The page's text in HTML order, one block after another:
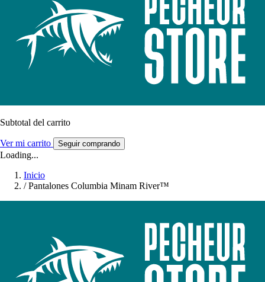
Subtotal del carrito
Ver mi carrito Seguir comprando
Loading...
Inicio
/ Pantalones Columbia Minam River™